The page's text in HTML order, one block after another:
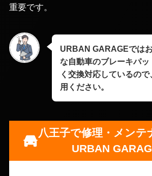
重要です。
URBAN GARAGEでは
な自動車のブレーキパッ
く交換対応しているので
用ください。
八王子で修理・メンテ
URBAN